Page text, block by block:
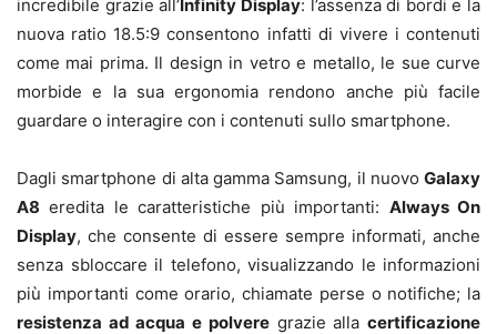
incredibile grazieall’ Infinity Display: l’assenza di bordi e la
nuova ratio 18.5:9 consentono infatti di vivere i contenuti
come mai prima. Il design in vetro e metallo, le sue curve
morbide e la sua ergonomia rendono anche più facile
guardare o interagire con i contenuti sullo smartphone.
Dagli smartphone di alta gamma Samsung, il nuovo Galaxy
A8 eredita le caratteristiche più importanti: Always On
Display, che consente di essere sempre informati, anche
senza sbloccare il telefono, visualizzando le informazioni
più importanti come orario, chiamate perse o notifiche; la
resistenza ad acqua e polveregrazie allacertificazione